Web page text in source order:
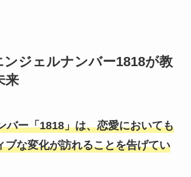
ンジェルナンバー1818が教
来
バー「1818」は、恋愛においても
ブな変化が訪れることを告げてい